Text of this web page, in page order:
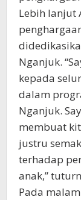
Lebih lanjut
Nganjuk.
kepada
dalam
Nganjuk.
membuat
justru
terhadap
anak,”
Pada